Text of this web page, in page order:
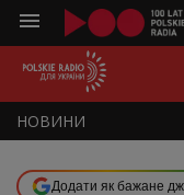
НOВИНИ
ПОДКАСТИ
Додати як бажане